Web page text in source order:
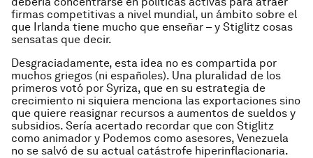
firmas competitivas a nivel mundial, un ámbito sobre el
que Irlanda tiene mucho que enseñar – y Stiglitz cosas
sensatas que decir.
Desgraciadamente, esta idea no es compartida por
muchos griegos (ni españoles). Una pluralidad de los
primeros votó por Syriza, que en su estrategia de
crecimiento ni siquiera menciona las exportaciones sino
que quiere reasignar recursos a aumentos de sueldos y
subsidios. Sería acertado recordar que con Stiglitz
como animador y Podemos como asesores, Venezuela
no se salvó de su actual catástrofe hiperinflacionaria.